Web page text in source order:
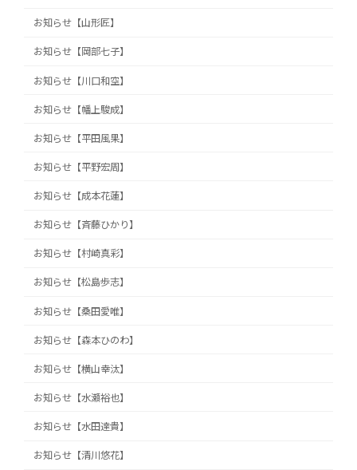
お知らせ【山形匠】
お知らせ【岡部七子】
お知らせ【川口和空】
お知らせ【幡上駿成】
お知らせ【平田風果】
お知らせ【平野宏周】
お知らせ【成本花蓮】
お知らせ【斉藤ひかり】
お知らせ【村崎真彩】
お知らせ【松島歩志】
お知らせ【桑田愛唯】
お知らせ【森本ひのわ】
お知らせ【横山幸汰】
お知らせ【水瀬裕也】
お知らせ【水田達貴】
お知らせ【清川悠花】